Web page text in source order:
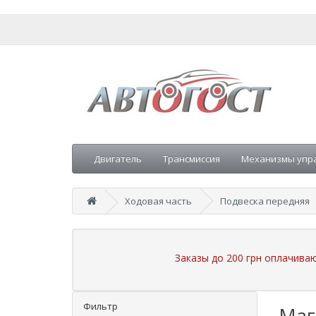
Двигатель Трансмиссия Механизмы
Ходовая часть Подвеска передняя
Заказы до 200 грн
Фильтр